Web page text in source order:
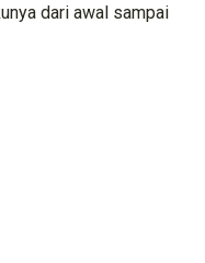
dari awal sampai